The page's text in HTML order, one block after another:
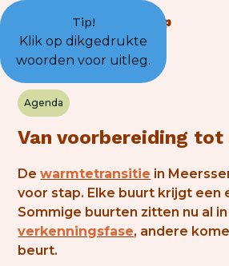
Tip!
Klik op dikgedrukte
woorden voor uitleg.
Van voorbereiding
Agenda
Dewarmtetransitie in
voor stap. Elke buurt krijgt een
Sommige buurten zitten nu al
verkenningsfase, andere
beurt.